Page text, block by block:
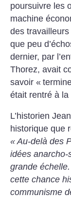
poursuivre les
machine
des travailleurs
que peu
dernier, par
Thorez, avait
savoir «
était rentré à la
L’historien
historique que
« Au-delà des
idées anarcho-
grande
cette chance
communisme